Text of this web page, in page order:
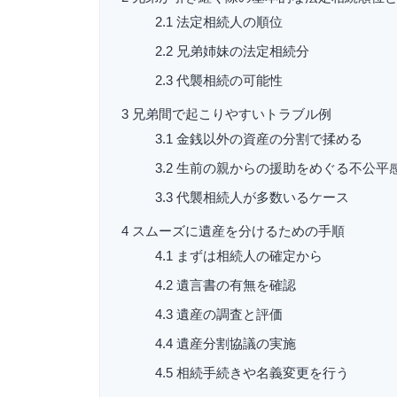
2.1 法定相続人の順位
2.2 兄弟姉妹の法定相続分
2.3 代襲相続の可能性
3 兄弟間で起こりやすいトラブル例
3.1 金銭以外の資産の分割で揉める
3.2 生前の親からの援助をめぐる不公平
3.3 代襲相続人が多数いるケース
4 スムーズに遺産を分けるための手順
4.1 まずは相続人の確定から
4.2 遺言書の有無を確認
4.3 遺産の調査と評価
4.4 遺産分割協議の実施
4.5 相続手続きや名義変更を行う